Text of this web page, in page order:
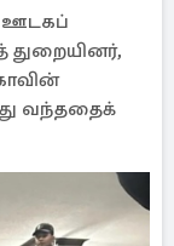
ஊடகப்
துறையினர்,
வந்ததைக்